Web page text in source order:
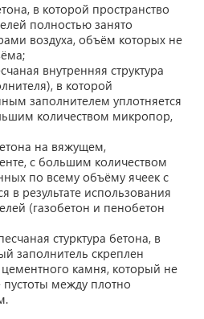
в которой пространство
полностью занято
воздуха, объём которых не
внутренняя структура
в которой
заполнителем уплотняется
количеством микропор,
на вяжущем,
с большим количеством
по всему объёму ячеек с
в результате использования
(газобетон и пенобетон
стурктура бетона, в
заполнитель скреплен
камня, который не
между плотно